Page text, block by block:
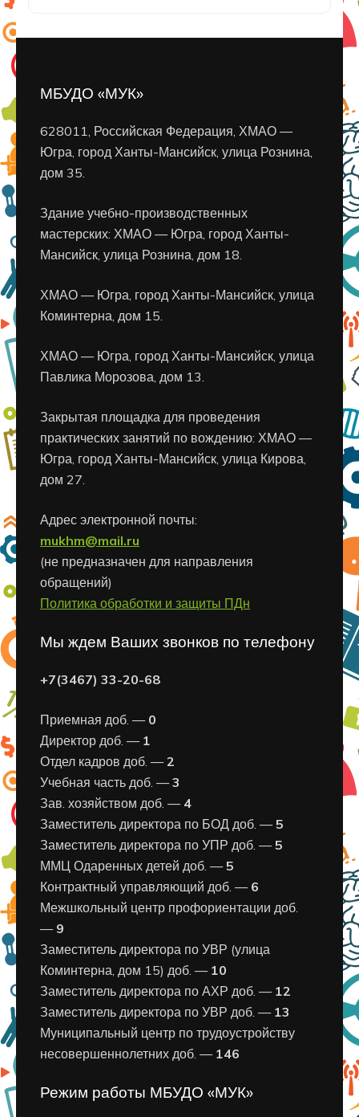
МБУДО «МУК»
628011, Российская Федерация, ХМАО —
Югра, город Ханты-Мансийск, улица Рознина,
дом 35.
Здание учебно-производственных
мастерских: ХМАО — Югра, город Ханты-
Мансийск, улица Рознина, дом 18.
ХМАО — Югра, город Ханты-Мансийск, улица
Коминтерна, дом 15.
ХМАО — Югра, город Ханты-Мансийск, улица
Павлика Морозова, дом 13.
Закрытая площадка для проведения
практических занятий по вождению: ХМАО —
Югра, город Ханты-Мансийск, улица Кирова,
дом 27.
Адрес электронной почты:
mukhm@mail.ru
(не предназначен для направления
обращений)
Политика обработки и защиты ПДн
Мы ждем Ваших звонков по телефону
+7(3467) 33-20-68
Приемная доб. — 0
Директор доб. — 1
Отдел кадров доб. —2
Учебная часть доб. —3
Зав. хозяйством доб. — 4
Заместитель директора по БОД доб. —5
Заместитель директора по УПР доб. —5
ММЦ Одаренных детей доб. —5
Контрактный управляющий доб. — 6
Межшкольный центр профориентации доб.
— 9
Заместитель директора по УВР (улица
Коминтерна, дом 15) доб. — 10
Заместитель директора по АХР доб. — 12
Заместитель директора по УВР доб. — 13
Муниципальный центр по трудоустройству
несовершеннолетних доб. — 146
Режим работы МБУДО «МУК»